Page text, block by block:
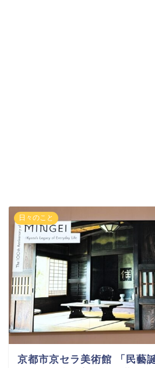
日々のこと
京都市京セラ美術館 「民藝